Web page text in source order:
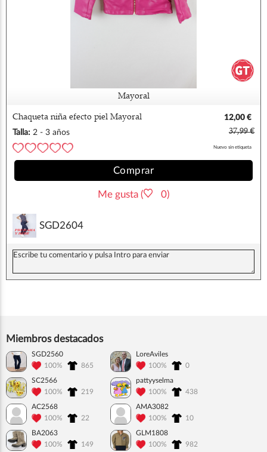
Mayoral
Chaqueta niña efecto piel Mayoral
12,00 €
Talla: 2 - 3 años 37,99 €
Nuevo sin etiqueta
Comprar
Me gusta ( 0)
SGD2604
Miembros destacados
SGD2560
100%
865
LoreAviles
100%
0
SC2566
100%
219
pattyyselma
100%
438
AC2568
100%
22
AMA3082
100%
10
BA2063
100%
149
GLM1808
100%
982